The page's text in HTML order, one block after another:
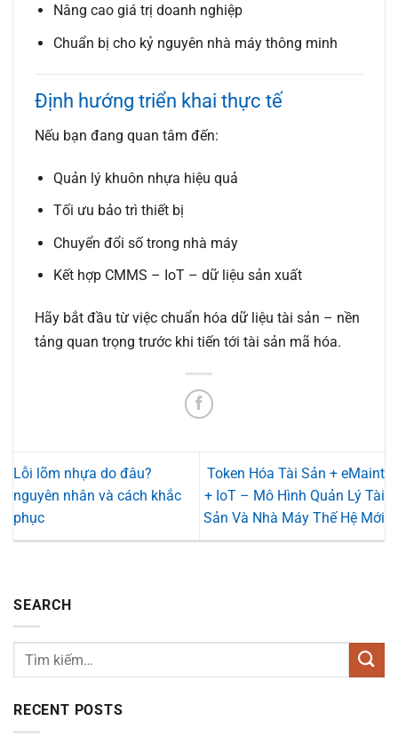
Nâng cao giá trị doanh nghiệp
Chuẩn bị cho kỷ nguyên nhà máy thông minh
Định hướng triển khai thực tế
Nếu bạn đang quan tâm đến:
Quản lý khuôn nhựa hiệu quả
Tối ưu bảo trì thiết bị
Chuyển đổi số trong nhà máy
Kết hợp CMMS – IoT – dữ liệu sản xuất
Hãy bắt đầu từ việc chuẩn hóa dữ liệu tài sản – nền
tảng quan trọng trước khi tiến tới tài sản mã hóa.
Lỗi lõm nhựa do đâu?
nguyên nhân và cách khắc
phục
Token Hóa Tài Sản + eMaint
+ IoT – Mô Hình Quản Lý Tài
Sản Và Nhà Máy Thế Hệ Mới
SEARCH
RECENT POSTS